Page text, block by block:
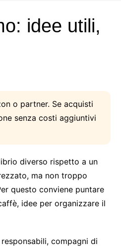
idee utili,
o partner. Se acquisti
senza costi aggiuntivi
diverso rispetto a un
ma non troppo
questo conviene puntare
idee per organizzare il
compagni di